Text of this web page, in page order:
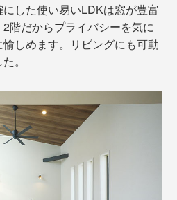
した使い易いLDKは窓が豊富
階だからプライバシーを気に
しめます。リビングにも可動
。